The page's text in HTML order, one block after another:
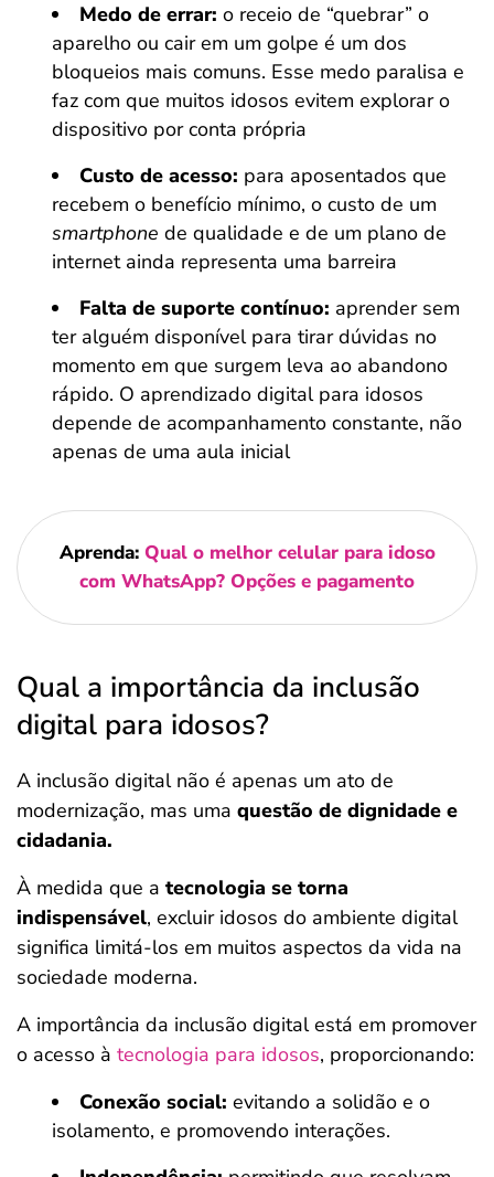
Medo de errar: o receio de “quebrar” o
aparelho ou cair em um golpe é um dos
bloqueios mais comuns. Esse medo paralisa e
faz com que muitos idosos evitem explorar o
dispositivo por conta própria
Custo de acesso: para aposentados que
recebem o benefício mínimo, o custo de um
smartphone de qualidade e de um plano de
internet ainda representa uma barreira
Falta de suporte contínuo: aprender sem
ter alguém disponível para tirar dúvidas no
momento em que surgem leva ao abandono
rápido. O aprendizado digital para idosos
depende de acompanhamento constante, não
apenas de uma aula inicial
Aprenda: Qual o melhor celular para idoso
com WhatsApp? Opções e pagamento
Qual a importância da inclusão
digital para idosos?
A inclusão digital não é apenas um ato de
modernização, mas uma questão de dignidade e
cidadania.
À medida que a tecnologia se torna
indispensável, excluir idosos do ambiente digital
significa limitá-los em muitos aspectos da vida na
sociedade moderna.
A importância da inclusão digital está em promover
o acesso à tecnologia para idosos, proporcionando:
Conexão social: evitando a solidão e o
isolamento, e promovendo interações.